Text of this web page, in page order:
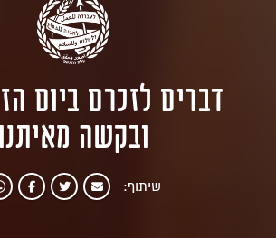
דברים לזכרם ביום
ובקשה
שיתוף: